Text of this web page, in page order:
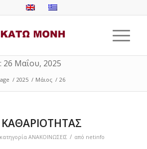
26 Μαΐου, 2025
/ 2025 / Μάιος / 26
ΑΝΑΚΟΙΝΩΣΕΙΣ / από netinfo